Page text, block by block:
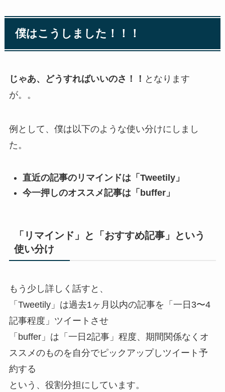
僕はこうしました！！！
じゃあ、どうすればいいのさ！！ となります
が。。
例として、僕は以下のような使い分けにしまし
た。
直近の記事のリマインドは「Tweetily」
今一押しのオススメ記事は「buffer」
「リマインド」と「おすすめ記事」という
使い分け
もう少し詳しく話すと、
「Tweetily」は過去1ヶ月以内の記事を「一日3〜4
記事程度」ツイートさせ
「buffer」は「一日2記事」程度、期間関係なくオ
ススメのものを自分でピックアップしツイート予
約する
という、役割分担にしています。